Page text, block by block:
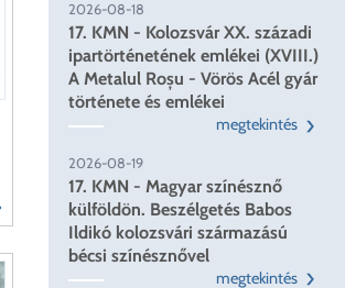
2026-08-18
17. KMN - Kolozsvár XX. századi
ipartörténetének emlékei (XVIII.)
A Metalul Roșu - Vörös Acél gyár
története és emlékei
megtekintés
2026-08-19
17. KMN - Magyar színésznő
külföldön. Beszélgetés Babos
Ildikó kolozsvári származású
bécsi színésznővel
megtekintés